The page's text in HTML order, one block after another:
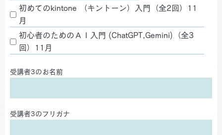
初めてのkintone （キントーン）入門（全2回）11
月
初心者のためのＡＩ入門 (ChatGPT,Gemini)（全3
回）11月
受講者3のお名前
受講者3のフリガナ